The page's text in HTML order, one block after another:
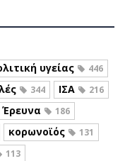
υγείας 446
344 ΙΣΑ 216
Έρευνα 186
κορωνοϊός 131
113